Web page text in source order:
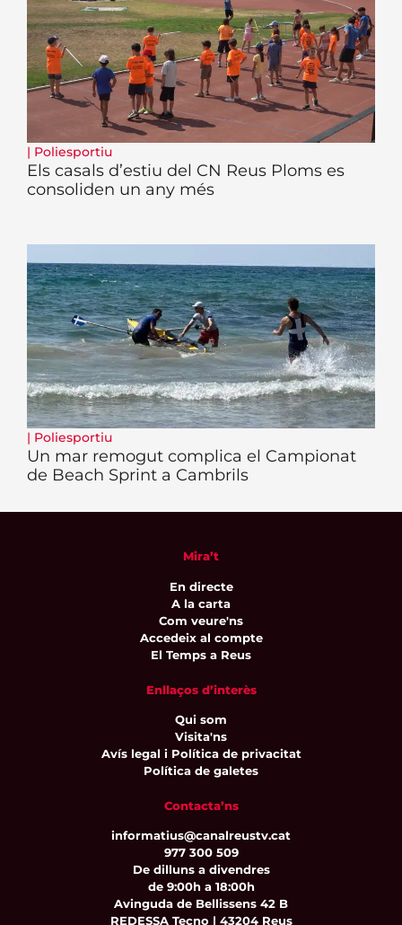
| Poliesportiu
Els casals d’estiu del CN Reus Ploms es
consoliden un any més
| Poliesportiu
Un mar remogut complica el Campionat
de Beach Sprint a Cambrils
Mira’t
En directe
A la carta
Com veure'ns
Accedeix al compte
El Temps a Reus
Enllaços d’interès
Qui som
Visita'ns
Avís legal i Política de privacitat
Política de galetes
Contacta’ns
informatius@canalreustv.cat
977 300 509
De dilluns a divendres
de 9:00h a 18:00h
Avinguda de Bellissens 42 B
REDESSA Tecno | 43204 Reus